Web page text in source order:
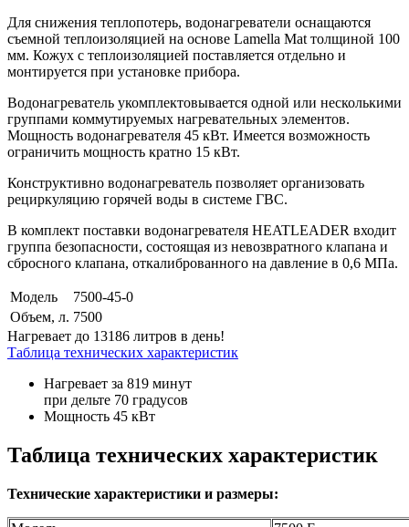
Для снижения теплопотерь, водонагреватели оснащаются
съемной теплоизоляцией на основе Lamella Mat толщиной 100
мм. Кожух с теплоизоляцией поставляется отдельно и
монтируется при установке прибора.
Водонагреватель укомплектовывается одной или несколькими
группами коммутируемых нагревательных элементов.
Мощность водонагревателя 45 кВт. Имеется возможность
ограничить мощность кратно 15 кВт.
Конструктивно водонагреватель позволяет организовать
рециркуляцию горячей воды в системе ГВС.
В комплект поставки водонагревателя HEATLEADER входит
группа безопасности, состоящая из невозвратного клапана и
сбросного клапана, откалиброванного на давление в 0,6 МПа.
Модель
7500-45-0
Объем, л. 7500
Нагревает до 13186 литров в день!
Таблица технических характеристик
Нагревает за 819 минут
при дельте 70 градусов
Мощность 45 кВт
Таблица технических характеристик
Технические характеристики и размеры: